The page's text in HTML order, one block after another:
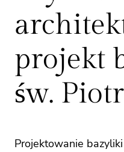
projekt
św.
Projektowanie